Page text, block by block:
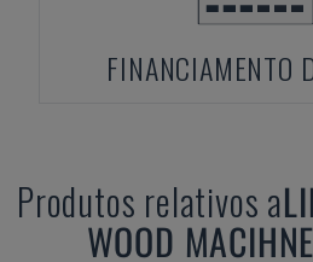
FINANCIAMENTO
Produtos relativos a
WOOD